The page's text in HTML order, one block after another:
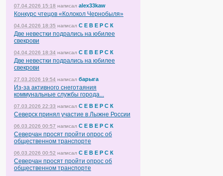
07.04.2026 15:18 написал alex33kaw
Конкурс чтецов «Колокол Чернобыля»
04.04.2026 18:35 написал С Е В Е Р С К
Две невестки подрались на юбилее
свекрови
04.04.2026 18:34 написал С Е В Е Р С К
Две невестки подрались на юбилее
свекрови
27.03.2026 19:54 написал барыга
Из-за активного снеготаяния
коммунальные службы города...
07.03.2026 22:33 написал С Е В Е Р С К
Северск принял участие в Лыжне России
06.03.2026 00:57 написал С Е В Е Р С К
Северчан просят пройти опрос об
общественном транспорте
06.03.2026 00:52 написал С Е В Е Р С К
Северчан просят пройти опрос об
общественном транспорте